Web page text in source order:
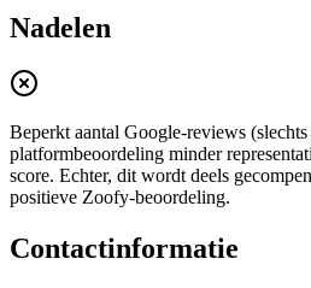
Nadelen
Beperkt aantal Google‑reviews
platformbeoordeling minder
score. Echter, dit wordt deels
positieve Zoofy‑beoordeling.
Contactinformatie